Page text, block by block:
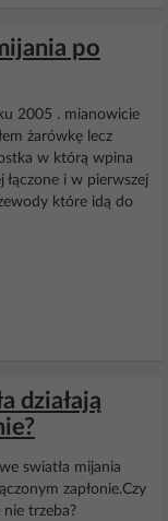
po
2005 . mianowicie
żarówkę lecz
w którą wpina
łączone i w pierwszej
które idą do
działają
swiatła mijania
zapłonie.Czy
trzeba?